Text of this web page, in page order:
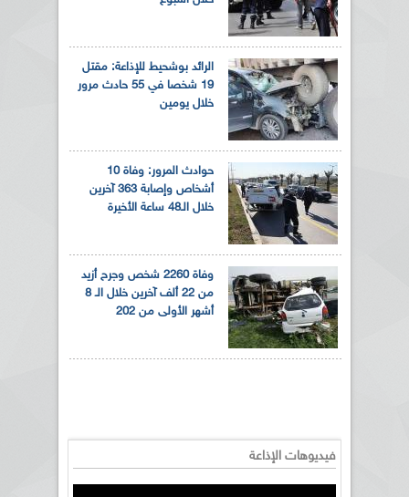
الرائد بوشحيط للإذاعة: مقتل
19 شخصا في 55 حادث مرور
خلال يومين
حوادث المرور: وفاة 10
أشخاص وإصابة 363 آخرين
خلال الـ48 ساعة الأخيرة
وفاة 2260 شخص وجرح أزيد
من 22 ألف آخرين خلال الـ 8
أشهر الأولى من 202
فيديوهات الإذاعة